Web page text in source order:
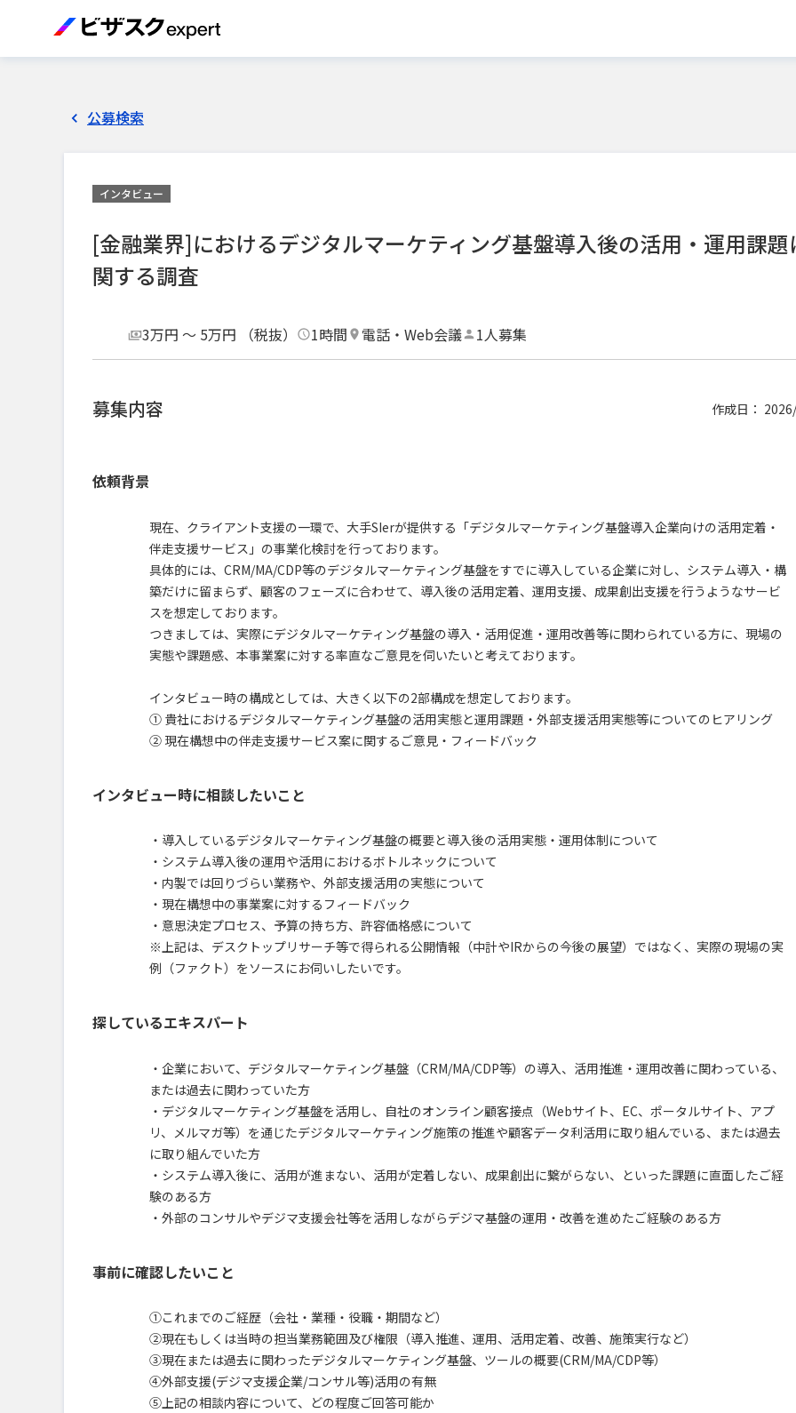
公募検索
インタビュー
[金融業界]におけるデジタルマーケティング基盤導入後の活用・運用課題
関する調査
3万円 〜 5万円 （税抜） 1時間 電話・Web会議 1人募集
募集内容 作成日：
依頼背景
現在、クライアント支援の一環で、大手SIerが提供する「デジタルマーケティング基盤導入企業向けの活用定着・
伴走支援サービス」の事業化検討を行っております。
具体的には、CRM/MA/CDP等のデジタルマーケティング基盤をすでに導入している企業に対し、システム導入・構
築だけに留まらず、顧客のフェーズに合わせて、導入後の活用定着、運用支援、成果創出支援を行うようなサービ
スを想定しております。
つきましては、実際にデジタルマーケティング基盤の導入・活用促進・運用改善等に関わられている方に、現場の
実態や課題感、本事業案に対する率直なご意見を伺いたいと考えております。
インタビュー時の構成としては、大きく以下の2部構成を想定しております。
① 貴社におけるデジタルマーケティング基盤の活用実態と運用課題・外部支援活用実態等についてのヒアリング
② 現在構想中の伴走支援サービス案に関するご意見・フィードバック
インタビュー時に相談したいこと
・導入しているデジタルマーケティング基盤の概要と導入後の活用実態・運用体制について
・システム導入後の運用や活用におけるボトルネックについて
・内製では回りづらい業務や、外部支援活用の実態について
・現在構想中の事業案に対するフィードバック
・意思決定プロセス、予算の持ち方、許容価格感について
※上記は、デスクトップリサーチ等で得られる公開情報（中計やIRからの今後の展望）ではなく、実際の現場の実
例（ファクト）をソースにお伺いしたいです。
探しているエキスパート
・企業において、デジタルマーケティング基盤（CRM/MA/CDP等）の導入、活用推進・運用改善に関わっている、
または過去に関わっていた方
・デジタルマーケティング基盤を活用し、自社のオンライン顧客接点（Webサイト、EC、ポータルサイト、アプ
リ、メルマガ等）を通じたデジタルマーケティング施策の推進や顧客データ利活用に取り組んでいる、または過去
に取り組んでいた方
・システム導入後に、活用が進まない、活用が定着しない、成果創出に繋がらない、といった課題に直面したご経
験のある方
・外部のコンサルやデジマ支援会社等を活用しながらデジマ基盤の運用・改善を進めたご経験のある方
事前に確認したいこと
①これまでのご経歴（会社・業種・役職・期間など）
②現在もしくは当時の担当業務範囲及び権限（導入推進、運用、活用定着、改善、施策実行など）
③現在または過去に関わったデジタルマーケティング基盤、ツールの概要(CRM/MA/CDP等）
④外部支援(デジマ支援企業/コンサル等)活用の有無
⑤上記の相談内容について、どの程度ご回答可能か